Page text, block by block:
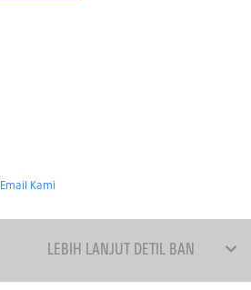
Email Kami
LEBIH LANJUT DETIL BAN